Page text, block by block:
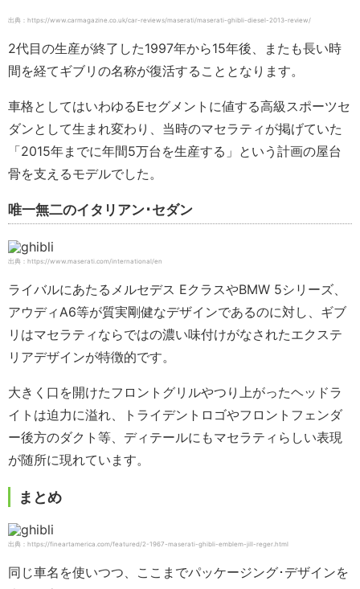
出典：https://www.carmagazine.co.uk/car-reviews/maserati/maserati-ghibli-diesel-2013-review/
2代目の生産が終了した1997年から15年後、またも長い時
間を経てギブリの名称が復活することとなります。
車格としてはいわゆるEセグメントに値する高級スポーツセ
ダンとして生まれ変わり、当時のマセラティが掲げていた
「2015年までに年間5万台を生産する」という計画の屋台
骨を支えるモデルでした。
唯一無二のイタリアン･セダン
出典：https://www.maserati.com/international/en
ライバルにあたるメルセデス EクラスやBMW 5シリーズ、
アウディA6等が質実剛健なデザインであるのに対し、ギブ
リはマセラティならではの濃い味付けがなされたエクステ
リアデザインが特徴的です。
大きく口を開けたフロントグリルやつり上がったヘッドラ
イトは迫力に溢れ、トライデントロゴやフロントフェンダ
ー後方のダクト等、ディテールにもマセラティらしい表現
が随所に現れています。
まとめ
出典：https://fineartamerica.com/featured/2-1967-maserati-ghibli-emblem-jill-reger.html
同じ車名を使いつつ、ここまでパッケージング･デザインを